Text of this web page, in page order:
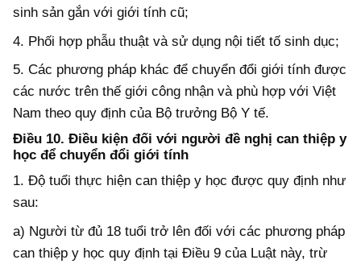
sinh sản gắn với giới tính cũ;
4. Phối hợp phẫu thuật và sử dụng nội tiết tố sinh dục;
5. Các phương pháp khác để chuyển đổi giới tính được
các nước trên thế giới công nhận và phù hợp với Việt
Nam theo quy định của Bộ trưởng Bộ Y tế.
Điều 10. Điều kiện đối với người đề nghị can thiệp y
học để chuyển đổi giới tính
1. Độ tuổi thực hiện can thiệp y học được quy định như
sau:
a) Người từ đủ 18 tuổi trở lên đối với các phương pháp
can thiệp y học quy định tại Điều 9 của Luật này, trừ